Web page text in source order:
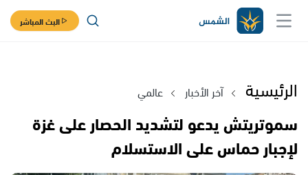
البث المباشر
الرئيسية آخر الأخبار عالمي
سموتريتش يدعو لتشديد الحصار على غزة
لإجبار حماس على الاستسلام